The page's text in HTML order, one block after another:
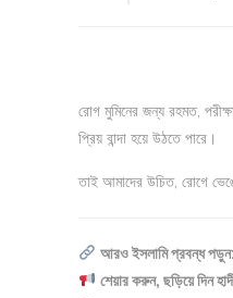
রোগ মুমিনের জন্য রহমত,
প্রিয় বান্দা হয়ে উঠতে পারে।
তাই আমাদের উচিত, রোগে
আরও ইসলামি প্রবন্ধ পড়ুন:
শেয়ার করুন, ছড়িয়ে দিন